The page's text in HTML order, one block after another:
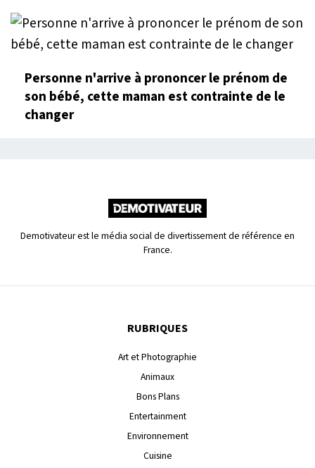
Personne n'arrive à prononcer le prénom de
son bébé, cette maman est contrainte de le
changer
Demotivateur est le média social de divertissement de référence en
France.
RUBRIQUES
Art et Photographie
Animaux
Bons Plans
Entertainment
Environnement
Cuisine